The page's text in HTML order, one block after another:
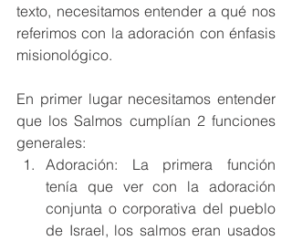
texto, necesitamos entender a qué nos
referimos con la adoración con énfasis
misionológico.
En primer lugar necesitamos entender
que los Salmos cumplían 2 funciones
generales:
Adoración: La primera función
tenía que ver con la adoración
conjunta o corporativa del pueblo
de Israel, los salmos eran usados